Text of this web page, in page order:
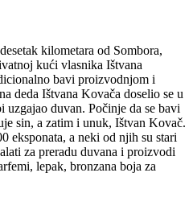
kilometara od Sombora,
kući vlasnika Ištvana
bavi proizvodnjom i
deda Ištvana Kovača doselio se u
duvan. Počinje da se bavi
sin, a zatim i unuk, Ištvan Kovač.
eksponata, a neki od njih su stari
za preradu duvana i proizvodi
lepak, bronzana boja za